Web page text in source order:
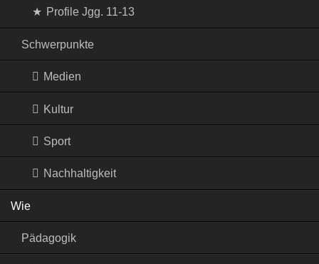
Profile Jgg. 11-13
Schwerpunkte
Medien
Kultur
Sport
Nachhaltigkeit
Wie
Pädagogik